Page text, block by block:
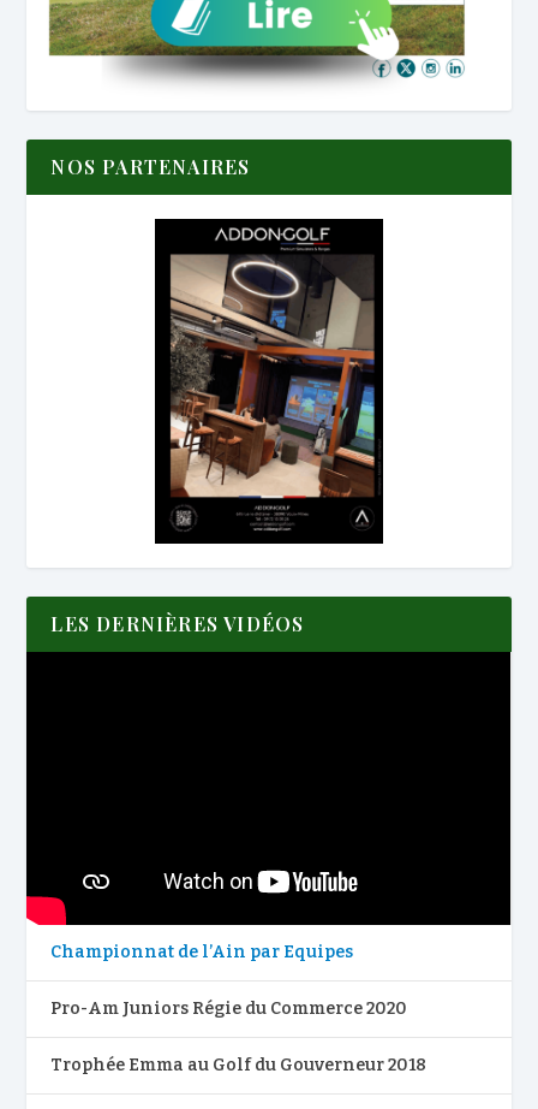
NOS PARTENAIRES
LES DERNIÈRES VIDÉOS
Championnat de l’Ain par Equipes
Pro-Am Juniors Régie du Commerce 2020
Trophée Emma au Golf du Gouverneur 2018